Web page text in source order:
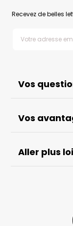
Vos
Vos
Aller plus
Recevez de belles